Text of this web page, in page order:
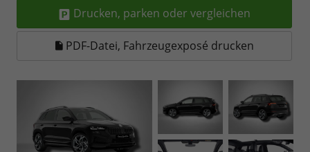
Drucken, parken oder vergleichen
PDF-Datei, Fahrzeugexposé drucken